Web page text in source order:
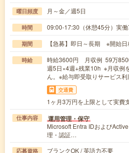
曜日頻度 月～金／週5日
時間 09:00-17:30（休憩45分）実
期間 【急募】即日～長期 ※開始日
時給
時給3600円 月収例 59万
週5日×4週+残業10h ※月収例
ん。※給与即受取りサービス利
交通費
1ヶ月3万円を上限として実費
仕事内容 運用管理・保守
Microsoft Entra IDおよび
理・認証…
応募資格 ブランクOK / 英語力不要